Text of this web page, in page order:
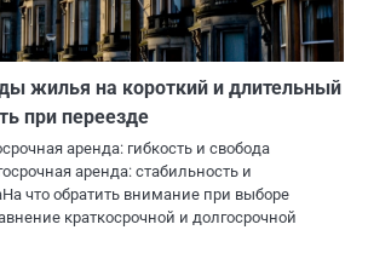
жилья на короткий и длительный
при переезде
аренда: гибкость и свобода
аренда: стабильность и
что обратить внимание при выборе
краткосрочной и долгосрочной